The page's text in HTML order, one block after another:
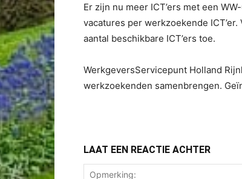
Er zijn nu meer ICT’ers met een
vacatures per werkzoekende
aantal beschikbare ICT’ers toe.
WerkgeversServicepunt Holland
werkzoekenden samenbrengen.
LAAT EEN REACTIE ACHTER